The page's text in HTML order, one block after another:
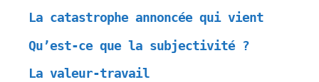
La catastrophe annoncée qui vient
Qu’est-ce que la subjectivité ?
La valeur-travail